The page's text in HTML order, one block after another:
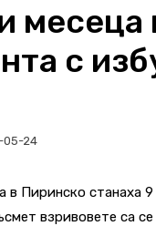
месеца
с
05-24
в Пиринско станаха
взривовете са